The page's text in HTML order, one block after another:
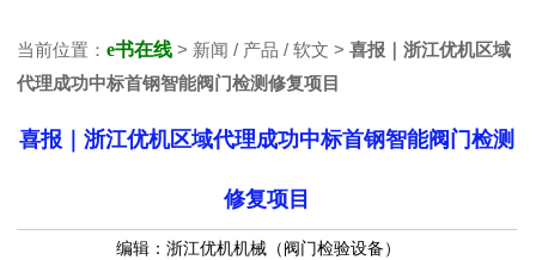
当前位置：e书在线 > 新闻 / 产品 / 软文 >喜报｜浙江优机区域
代理成功中标首钢智能阀门检测修复项目
喜报｜浙江优机区域代理成功中标首钢智能阀门检测
修复项目
编辑：浙江优机机械（阀门检验设备）